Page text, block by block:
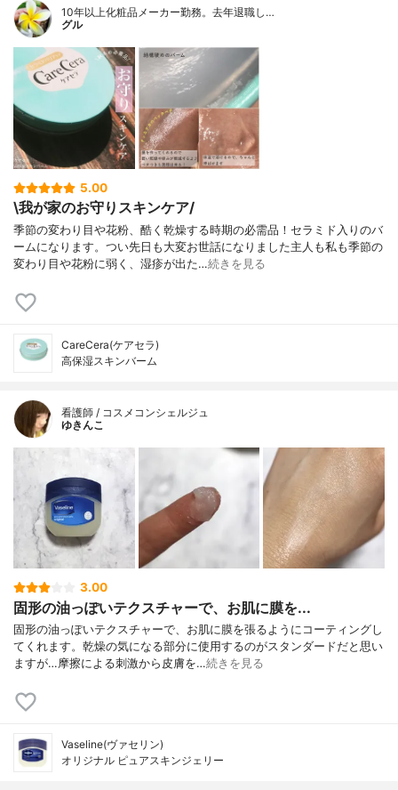
10年以上化粧品メーカー勤務。去年退職し…
グル
5.00
\我が家のお守りスキンケア/
季節の変わり目や花粉、酷く乾燥する時期の必需品！セラミド入りのバ
ームになります。つい先日も大変お世話になりました主人も私も季節の
変わり目や花粉に弱く、湿疹が出た…続きを見る
CareCera(ケアセラ)
高保湿スキンバーム
看護師 / コスメコンシェルジュ
ゆきんこ
3.00
固形の油っぽいテクスチャーで、お肌に膜を...
固形の油っぽいテクスチャーで、お肌に膜を張るようにコーティングし
てくれます。乾燥の気になる部分に使用するのがスタンダードだと思い
ますが…摩擦による刺激から皮膚を…続きを見る
Vaseline(ヴァセリン)
オリジナル ピュアスキンジェリー